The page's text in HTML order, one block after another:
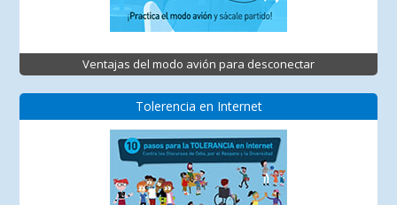
Ventajas del modo avión para desconectar
Tolerencia en Internet